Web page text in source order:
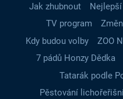
Jak zhubnout
TV program
Kdy budou volby
ZOO
7 pádů Honzy Dědka
Tatarák podle
Pěstování